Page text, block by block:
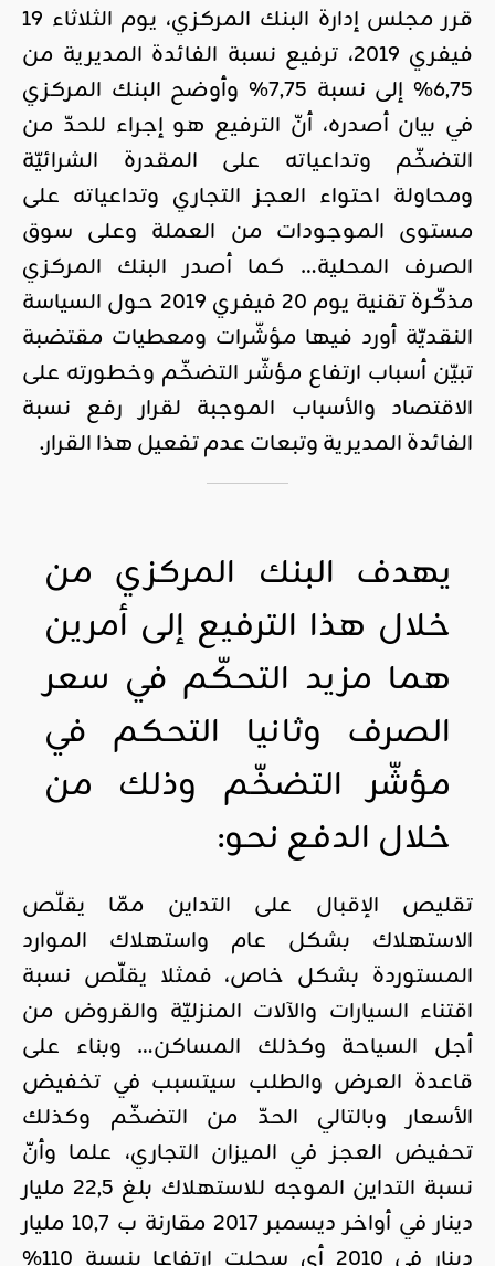
قرر مجلس إدارة البنك المركزي، يوم الثلاثاء 19
فيفري 2019، ترفيع نسبة الفائدة المديرية من
6,75% إلى نسبة 7,75% وأوضح البنك المركزي
في بيان أصدره، أنّ الترفيع هو إجراء للحدّ من
التضخّم وتداعياته على المقدرة الشرائيّة
ومحاولة احتواء العجز التجاري وتداعياته على
مستوى الموجودات من العملة وعلى سوق
الصرف المحلية… كما أصدر البنك المركزي
مذكّرة تقنية يوم 20 فيفري 2019 حول السياسة
النقديّة أورد فيها مؤشّرات ومعطيات مقتضبة
تبيّن أسباب ارتفاع مؤشّر التضخّم وخطورته على
الاقتصاد والأسباب الموجبة لقرار رفع نسبة
الفائدة المديرية وتبعات عدم تفعيل هذا القرار.
يهدف البنك المركزي من
خلال هذا الترفيع إلى أمرين
هما مزيد التحكّم في سعر
الصرف وثانيا التحكم في
مؤشّر التضخّم وذلك من
خلال الدفع نحو:
تقليص الإقبال على التداين ممّا يقلّص
الاستهلاك بشكل عام واستهلاك الموارد
المستوردة بشكل خاص، فمثلا يقلّص نسبة
اقتناء السيارات والآلات المنزليّة والقروض من
أجل السياحة وكذلك المساكن… وبناء على
قاعدة العرض والطلب سيتسبب في تخفيض
الأسعار وبالتالي الحدّ من التضخّم وكذلك
تحفيض العجز في الميزان التجاري، علما وأنّ
نسبة التداين الموجه للاستهلاك بلغ 22,5 مليار
دينار في أواخر ديسمبر 2017 مقارنة ب 10,7 مليار
دينار في 2010 أي سجلت ارتفاعا بنسبة 110%